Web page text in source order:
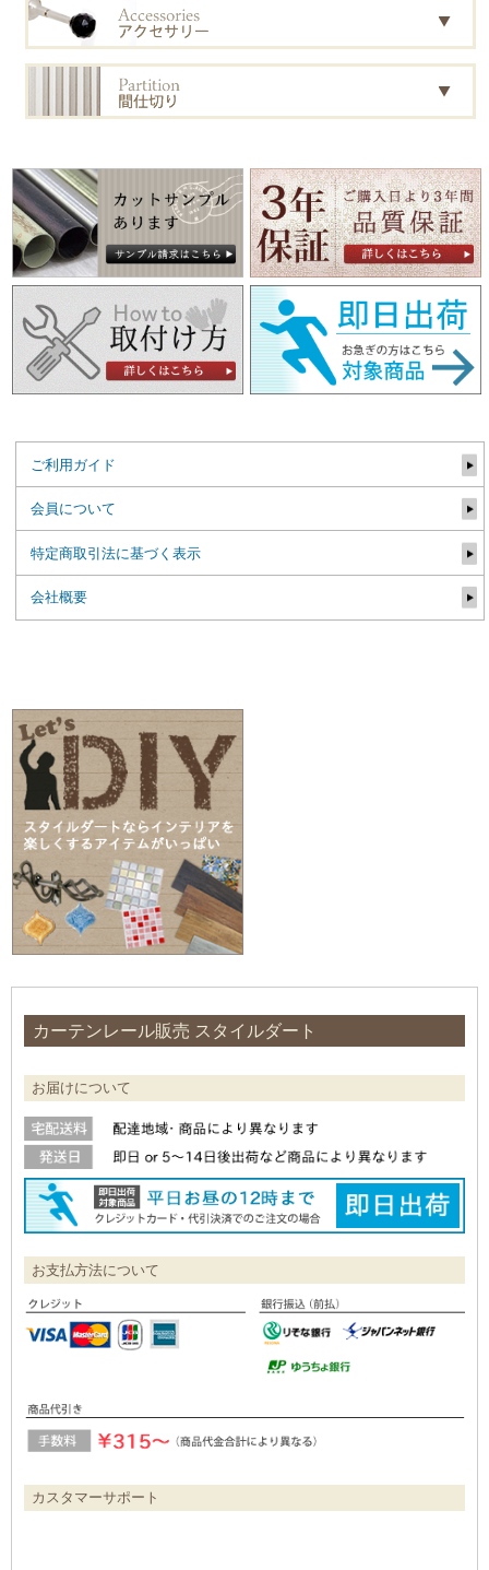
ご利用ガイド
会員について
特定商取引法に基づく表示
会社概要
カーテンレール販売 スタイルダート
お届けについて
お支払方法について
カスタマーサポート